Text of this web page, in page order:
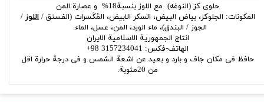
حلوی کز (النوغه) مع اللوز بنسبة18% و عصارة المن
المکونات: الجلوکز، بیاض البیض، السکر الابیض، المُكَسرات (الفستق / اللوز /
الجوز / البندق)، ماء الورد، المن، عسل، الماء.
انتاج الجمهوریة الاسلامیة الایران
الهاتف-فکس: 3157234041 98+
حافظ فی مکان جاف و بارد و بعید عن اشعة الشمس و فی درجة حرارة اقل
من 20مثوبة.